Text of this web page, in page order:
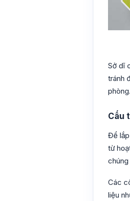
Sở dĩ
tránh
phòng.
Cấu
Để
từ
Các
liệu